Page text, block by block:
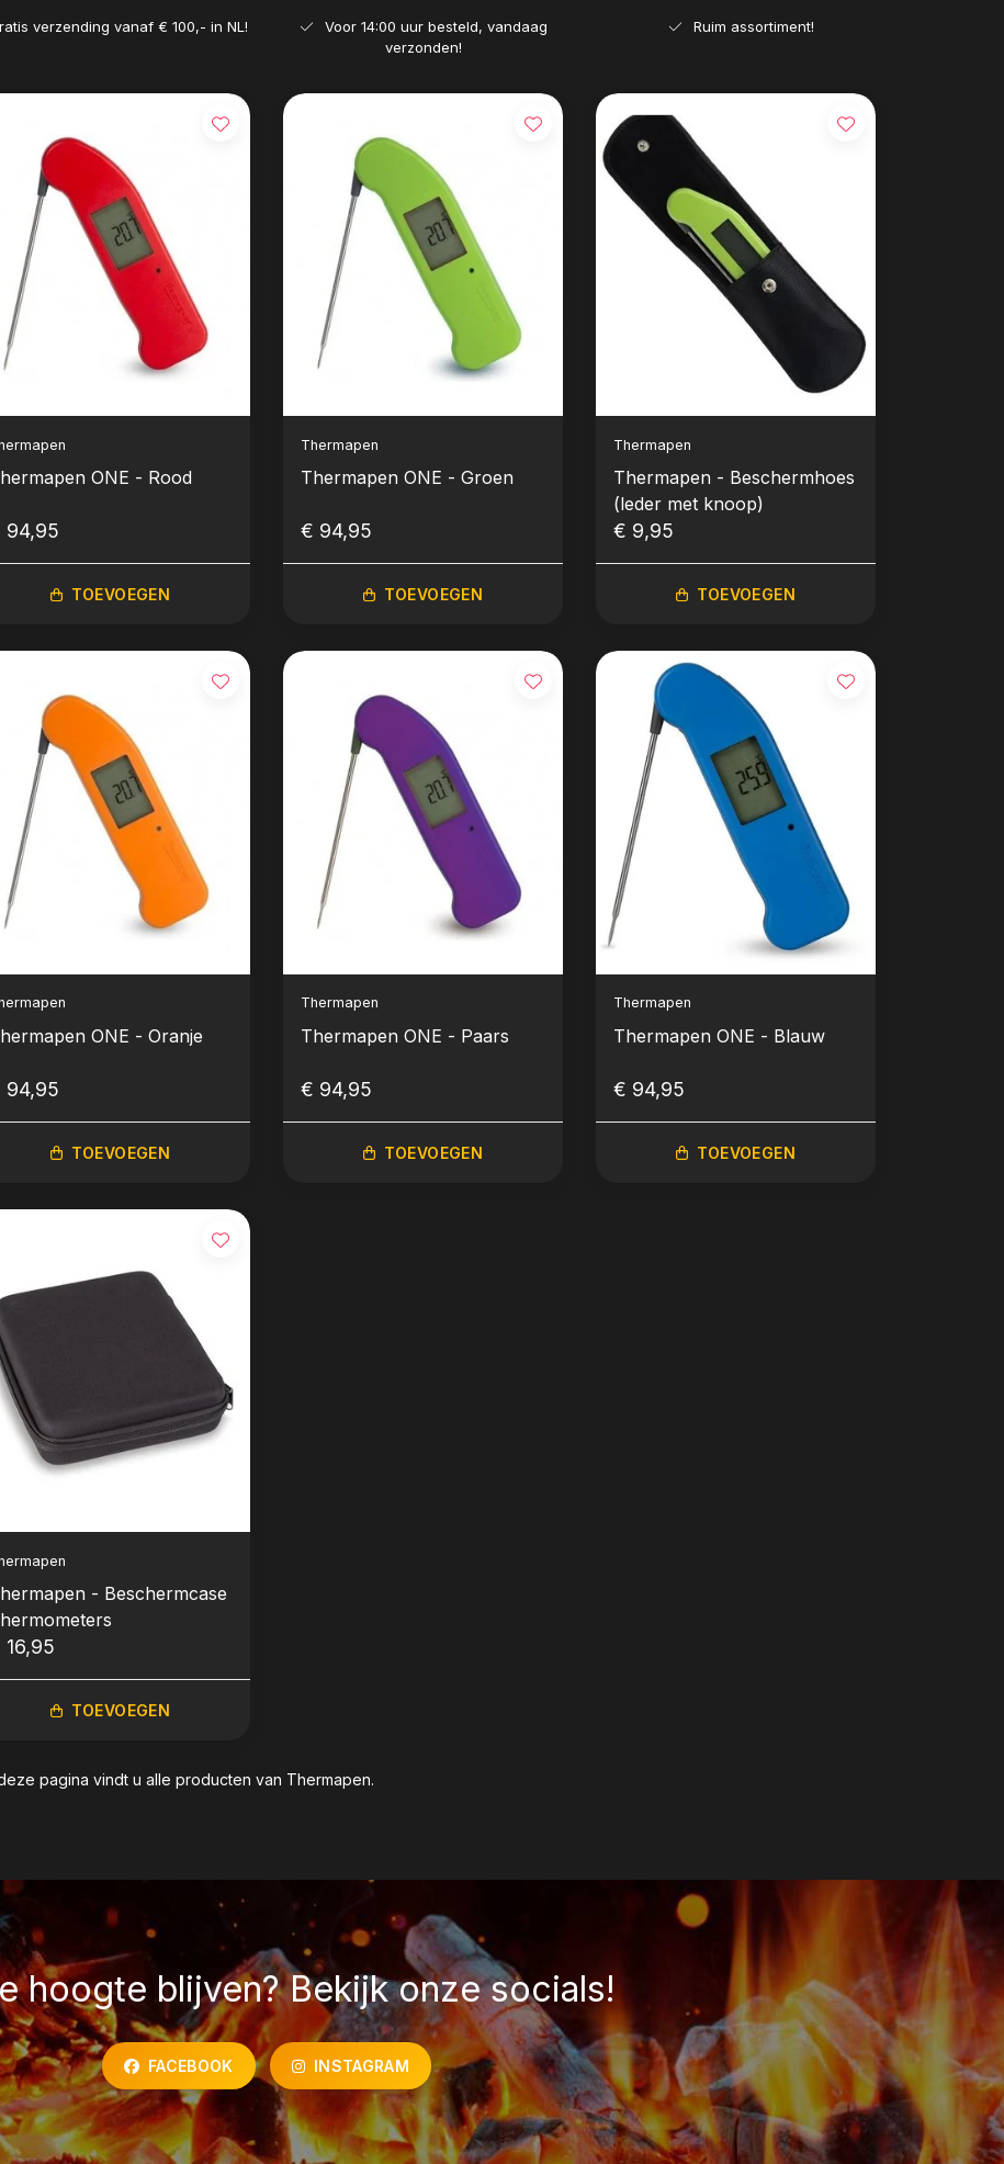
verzending vanaf € 100,- in NL!
Voor 14:00 uur besteld, vandaag
verzonden!
Ruim assortiment!
ONE - Rood
94,95
TOEVOEGEN
Thermapen
Thermapen ONE - Groen
€ 94,95
TOEVOEGEN
Thermapen
Thermapen - Beschermhoes
(leder met knoop)
€ 9,95
TOEVOEGEN
ONE - Oranje
94,95
TOEVOEGEN
Thermapen
Thermapen ONE - Paars
€ 94,95
TOEVOEGEN
Thermapen
Thermapen ONE - Blauw
€ 94,95
TOEVOEGEN
- Beschermcase
16,95
TOEVOEGEN
pagina vindt u alle producten van Thermapen.
hoogte blijven? Bekijk onze socials!
FACEBOOK INSTAGRAM